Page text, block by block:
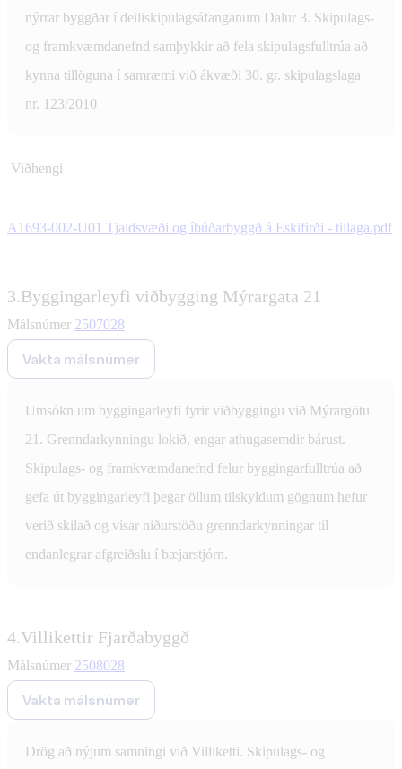
nýrrar byggðar í deiliskipulagsáfanganum Dalur 3. Skipulags-
og framkvæmdanefnd samþykkir að fela skipulagsfulltrúa að
kynna tillöguna í samræmi við ákvæði 30. gr. skipulagslaga
nr. 123/2010
Viðhengi
A1693-002-U01 Tjaldsvæði og íbúðarbyggð á Eskifirði - tillaga.pdf
3.Byggingarleyfi viðbygging Mýrargata 21
Málsnúmer 2507028
Vakta málsnúmer
Umsókn um byggingarleyfi fyrir viðbyggingu við Mýrargötu
21. Grenndarkynningu lokið, engar athugasemdir bárust.
Skipulags- og framkvæmdanefnd felur byggingarfulltrúa að
gefa út byggingarleyfi þegar öllum tilskyldum gögnum hefur
verið skilað og vísar niðurstöðu grenndarkynningar til
endanlegrar afgreiðslu í bæjarstjórn.
4.Villikettir Fjarðabyggð
Málsnúmer 2508028
Vakta málsnúmer
Drög að nýjum samningi við Villiketti. Skipulags- og